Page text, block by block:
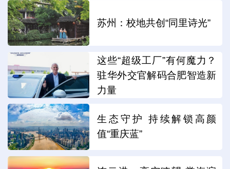
苏州：校地共创“同里诗光”
这些“超级工厂”有何魔力？
驻华外交官解码合肥智造新
力量
生态守护 持续解锁高颜
值“重庆蓝”